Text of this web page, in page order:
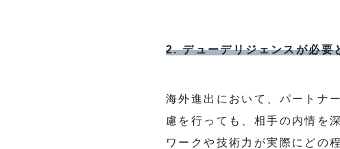
2. デューデリジェンスが必要
海外進出において、パートナ
慮を行っても、相手の内情を
ワークや技術力が実際にどの